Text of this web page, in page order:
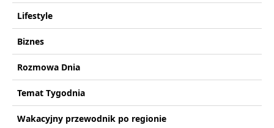
Lifestyle
Biznes
Rozmowa Dnia
Temat Tygodnia
Wakacyjny przewodnik po regionie